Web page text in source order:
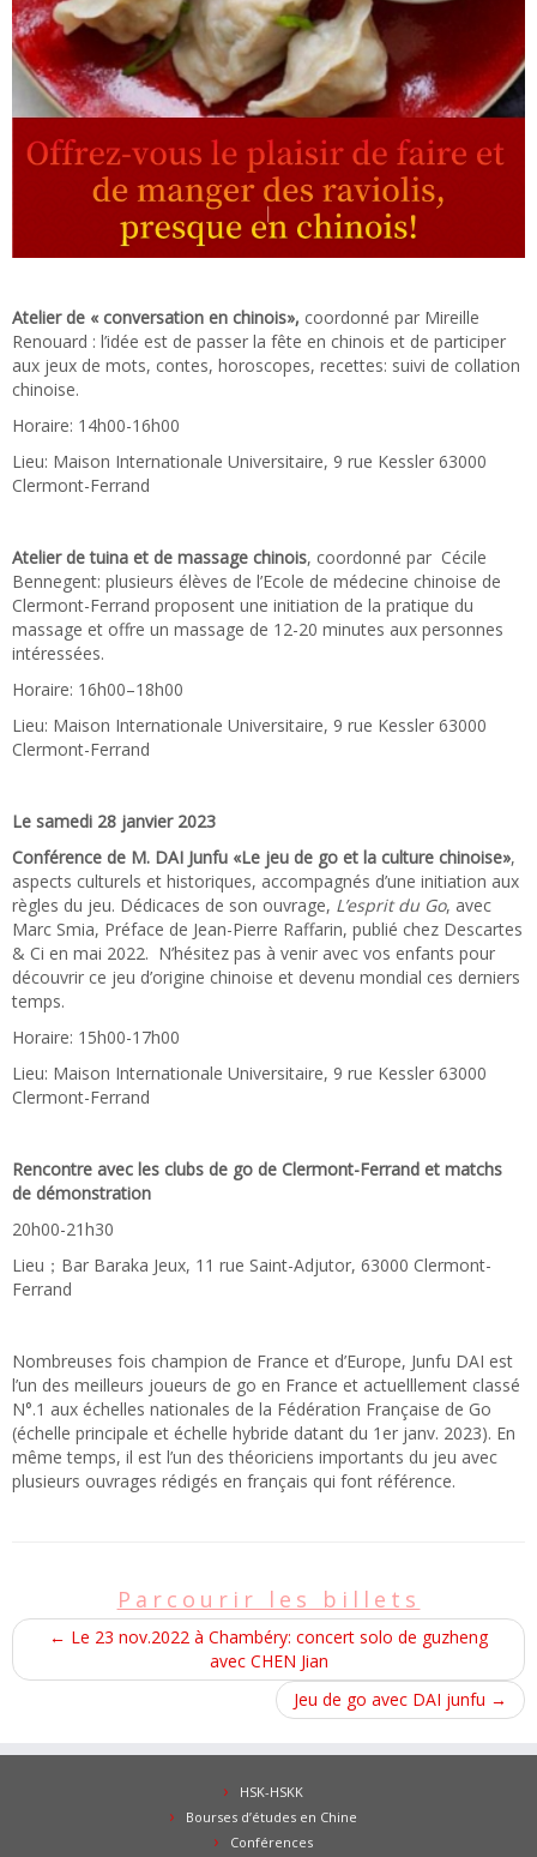
Atelier de « conversation en chinois», coordonné par Mireille
Renouard : l’idée est de passer la fête en chinois et de participer
aux jeux de mots, contes, horoscopes, recettes: suivi de collation
chinoise.
Horaire: 14h00-16h00
Lieu: Maison Internationale Universitaire, 9 rue Kessler 63000
Clermont-Ferrand
Atelier detuina et de massage chinois, coordonné par Cécile
Bennegent: plusieurs élèves de l’Ecole de médecine chinoise de
Clermont-Ferrand proposent une initiation de la pratique du
massage et offre un massage de 12-20 minutes aux personnes
intéressées.
Horaire: 16h00–18h00
Lieu: Maison Internationale Universitaire, 9 rue Kessler 63000
Clermont-Ferrand
Le samedi 28 janvier 2023
Conférence de M. DAI Junfu «Le jeu de go et la culture chinoise»,
aspects culturels et historiques, accompagnés d’une initiation aux
règles du jeu. Dédicaces de son ouvrage, L’esprit du Go, avec
Marc Smia, Préface de Jean-Pierre Raffarin, publié chez Descartes
& Ci en mai 2022. N’hésitez pas à venir avec vos enfants pour
découvrir ce jeu d’origine chinoise et devenu mondial ces derniers
temps.
Horaire: 15h00-17h00
Lieu: Maison Internationale Universitaire, 9 rue Kessler 63000
Clermont-Ferrand
Rencontre avec les clubs de go de Clermont-Ferrand et matchs
de démonstration
20h00-21h30
Lieu；Bar Baraka Jeux, 11 rue Saint-Adjutor, 63000 Clermont-
Ferrand
Nombreuses fois champion de France et d’Europe, Junfu DAI est
l’un des meilleurs joueurs de go en France et actuelllement classé
N°.1 aux échelles nationales de la Fédération Française de Go
(échelle principale et échelle hybride datant du 1er janv. 2023). En
même temps, il est l’un des théoriciens importants du jeu avec
plusieurs ouvrages rédigés en français qui font référence.
Parcourir les billets
← Le 23 nov.2022 à Chambéry: concert solo de guzheng
avec CHEN Jian
Jeu de go avec DAI junfu →
HSK-HSKK
Bourses d’études en Chine
Conférences